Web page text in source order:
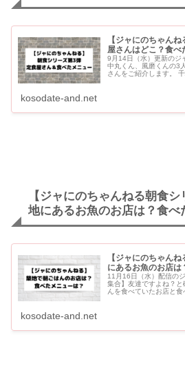
【ジャにのちゃん
屋さんはどこ？食べ
9月14日（水）更新のジ
中丸くん、風磨くんの3
さんをご紹介します。 千駄木の「動坂食堂」で、超特大ア
kosodate-and.net
【ジャにのちゃんねる朝食
地にあるお魚のお店は？食べ
【ジャにのちゃん
にあるお魚のお店は
11月16日（水）配信の
集合】友達ですよね？
んを食べていたお店と食
kosodate-and.net